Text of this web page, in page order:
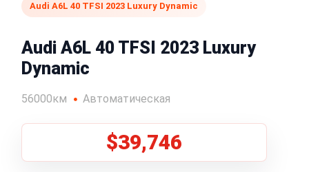
Audi A6L 40 TFSI 2023 Luxury Dynamic
Audi A6L 40 TFSI 2023 Luxury
Dynamic
56000км Автоматическая
$39,746